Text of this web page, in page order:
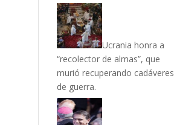
Ucrania honra a
“recolector de almas”, que
murió recuperando cadáveres
de guerra.